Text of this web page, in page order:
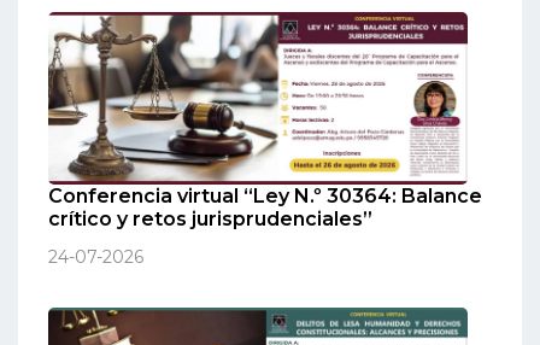
Conferencia virtual “Ley N.º 30364: Balance
crítico y retos jurisprudenciales”
24-07-2026